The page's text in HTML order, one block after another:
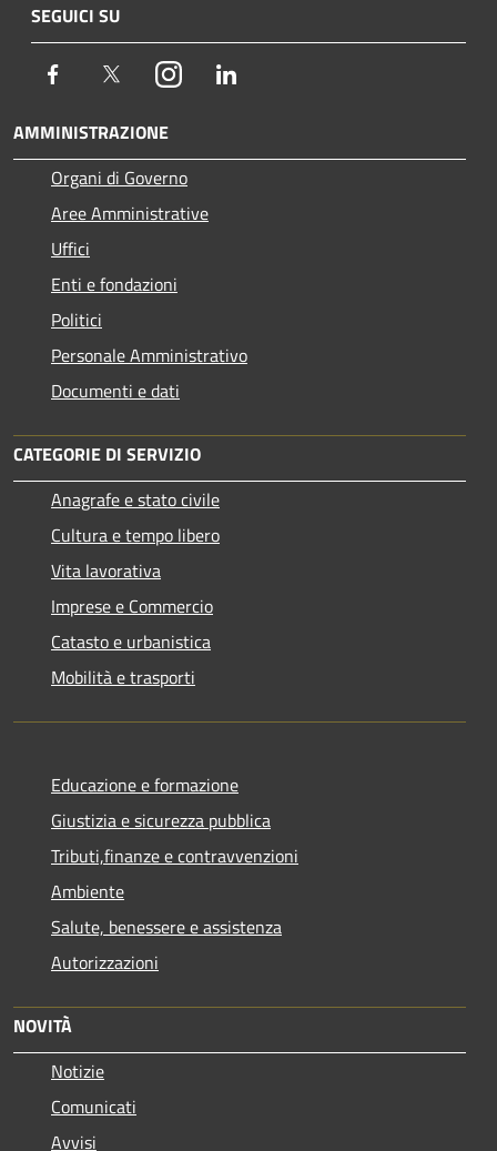
SEGUICI SU
Facebook TwitterInstagram
AMMINISTRAZIONE
Organi di Governo
Aree Amministrative
Uffici
Enti e fondazioni
Politici
Personale Amministrativo
Documenti e dati
CATEGORIE DI SERVIZIO
Anagrafe e stato civile
Cultura e tempo libero
Vita lavorativa
Imprese e Commercio
Catasto e urbanistica
Mobilità e trasporti
Educazione e formazione
Giustizia e sicurezza pubblica
Tributi,finanze e contravvenzioni
Ambiente
Salute, benessere e assistenza
Autorizzazioni
NOVITÀ
Notizie
Comunicati
Avvisi